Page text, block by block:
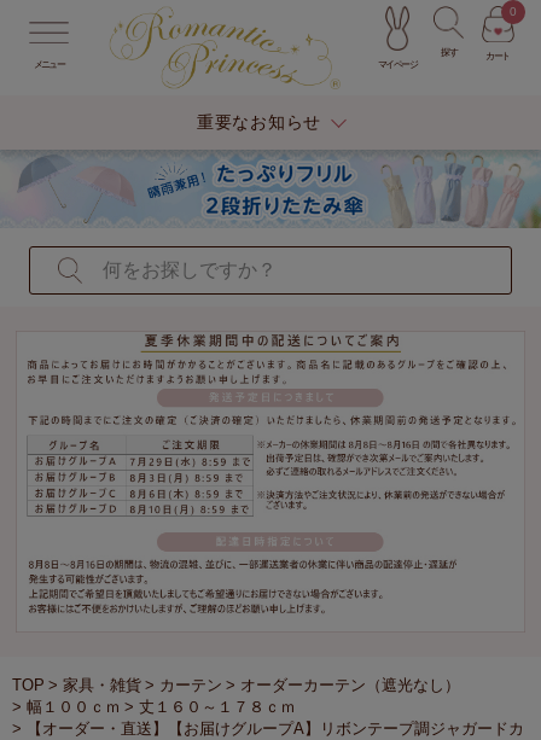
メニュー マイページ
探す カート
0
重要なお知らせ
TOP 家具・雑貨 カーテン
オーダーカーテン（遮光なし）
幅１００ｃｍ
丈１６０～１７８ｃｍ
【オーダー・直送】【お届けグループA】リボンテープ調ジャガードカ